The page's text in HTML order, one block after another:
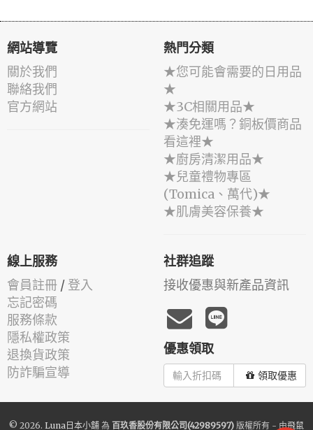
網站導覽
關於我們
聯絡我們
官方網站
熱門分類
★您可能會需要的日用品
★
★3C相關用品★
★湊免運嗎？銅板價商品
看這裡★
★廚房清潔用品★
★兒童禮物專區
(Tomica、萬代)★
★肌膚美容保養★
線上服務
會員註冊 / 登入
忘記密碼
服務條款
隱私權政策
退換貨政策
防詐騙宣導
社群追蹤
接收優惠與新產品資訊
優惠領取
領取優惠
© 2026. Luna日本小舖 為 百玖香股份有限公司(42989597) 版權所有 - 由飛鼠